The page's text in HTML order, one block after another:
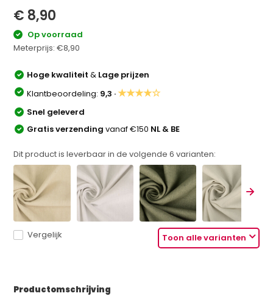
€ 8,90
Op voorraad
Meterprijs:€8,90
Hoge kwaliteit& Lage prijzen
Klantbeoordeling: 9,3 ·★★★★☆
Snel geleverd
Gratis verzendingvanaf €150 NL & BE
Dit product is leverbaar in de volgende6 varianten:
Toon alle varianten
Vergelijk
Productomschrijving